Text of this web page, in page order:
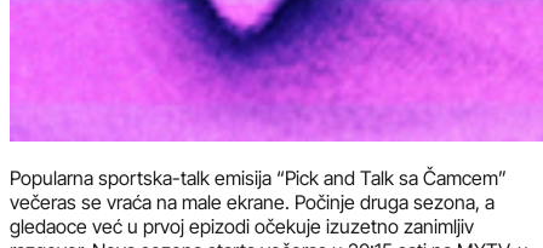
Popularna sportska-talk emisija “Pick and Talk sa Čamcem”
večeras se vraća na male ekrane. Počinje druga sezona, a
gledaoce već u prvoj epizodi očekuje izuzetno zanimljiv